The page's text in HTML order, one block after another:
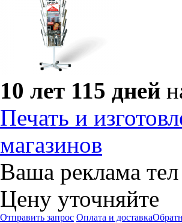
10 лет 115 дней
Печать и
магазинов
Ваша реклама
Цену уточняйте
Отправить запрос Оплата и доставка